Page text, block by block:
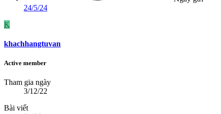
24/5/24
K
khachhangtuvan
Active member
Tham gia ngày
3/12/22
Bài viết